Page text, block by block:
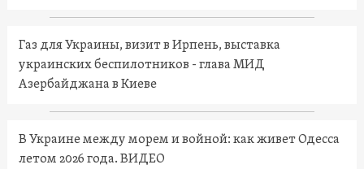
Газ для Украины, визит в Ирпень, выставка
украинских беспилотников - глава МИД
Азербайджана в Киеве
В Украине между морем и войной: как живет Одесса
летом 2026 года. ВИДЕО